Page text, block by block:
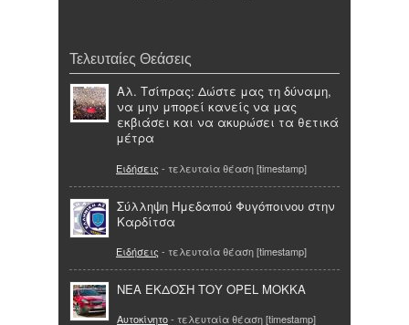
Τελευταίες Θεάσεις
Αλ. Τσίπρας: Δώστε μας τη δύναμη,
να μην μπορεί κανείς να μας
εκβιάσει και να ακυρώσει τα θετικά
μέτρα
Ειδήσεις - τελευταία θέαση [timestamp]
Σύλληψη Ημεδαπού Φυγόποινου στην
Καρδίτσα
Ειδήσεις - τελευταία θέαση [timestamp]
NEA ΕΚΔΟΣΗ ΤΟΥ OPEL MOKKA
Αυτοκίνητο- τελευταία θέαση [timestamp]